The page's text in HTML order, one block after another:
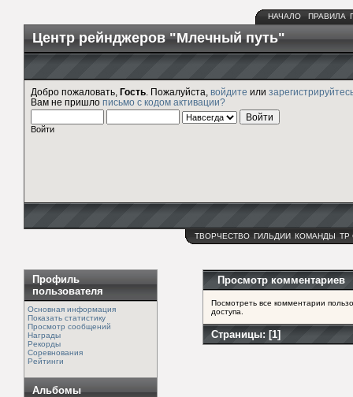
НАЧАЛО ПРАВИЛА
Центр рейнджеров "Млечный путь"
Добро пожаловать, Гость . Пожалуйста, войдите или
Вам не пришло письмо с кодом активации?
Войти
ТВОРЧЕСТВО ГИЛЬДИИ КОМАНДЫ ТР
Профиль
пользователя
Основная информация
Показать статистику
Просмотр сообщений
Награды
Рекорды
Соревнования
Рейтинги
Альбомы
Просмотр комментариев
Посмотреть все комментарии
доступа.
Страницы: [1]